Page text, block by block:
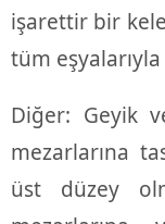
işarettir bir
tüm
Diğer: Geyik
mezarlarına
üst düzey